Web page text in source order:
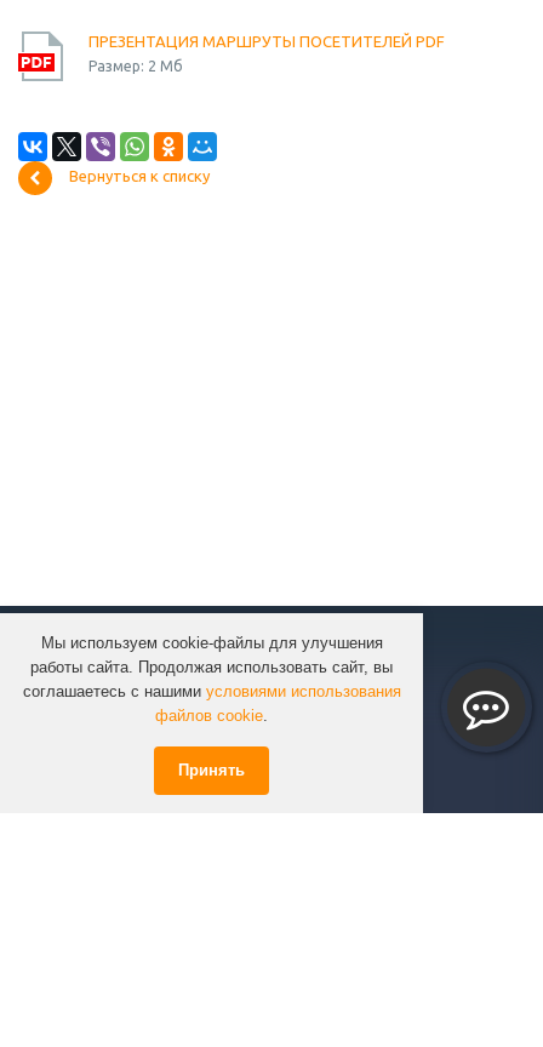
Мы используем cookie-файлы для улучшения
работы сайта. Продолжая использовать сайт, вы
соглашаетесь с нашими условиями использования
файлов cookie.
Принять
ПРЕЗЕНТАЦИЯ МАРШРУТЫ ПОСЕТИТЕЛЕЙ PDF
Размер: 2 Мб
Вернуться к списку
КОМПАНИЯ
КАТАЛОГ
УСЛУГИ
ИНФОРМАЦИЯ